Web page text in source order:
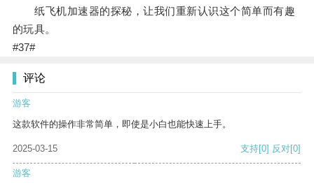
纸飞机加速器的探秘，让我们重新认识这个简单而有趣
的玩具。
#37#
评论
游客
这款软件的操作非常简单，即使是小白也能快速上手。
2025-03-15 支持[0] 反对[0]
游客